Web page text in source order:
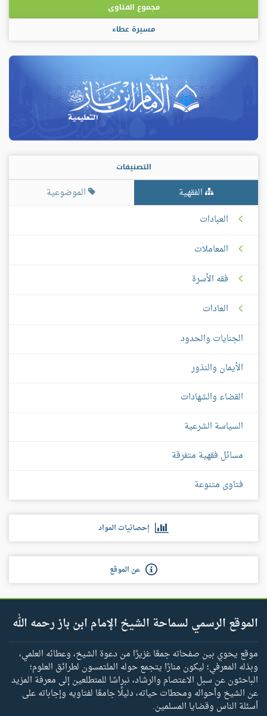
مجموع الفتاوى
مسيرة عطاء
التصنيفات
الفقهية
الموضوعية
العبادات
المعاملات
فقه الأسرة
العادات
الجنايات والحدود
الأيمان والنذور
القضاء والشهادات
السياسة الشرعية
مسائل فقهية متفرقة
فتاوى متنوعة
إحصائيات المواد
عن الموقع
الموقع الرسمي لسماحة الشيخ الإمام ابن باز رحمه الله
موقع يحوي بين صفحاته جمعًا غزيرًا من دعوة الشيخ، وعطائه العلمي،
وبذله المعرفي؛ ليكون منارًا يتجمع حوله الملتمسون لطرائق العلوم؛
الباحثون عن سبل الاعتصام والرشاد، نبراسًا للمتطلعين إلى معرفة المزيد
عن الشيخ وأحواله ومحطات حياته، دليلًا جامعًا لفتاويه وإجاباته على
أسئلة الناس وقضايا المسلمين.